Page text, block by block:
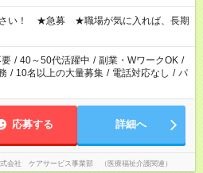
わせ週40時間超の就業はご案内できませ
20時間以上勤務は社会保険への加入対象
遣法（日雇い派遣の原則禁止）により、
はご案内が難しい場合があります
さい！ ★急募 ★職場が気に入れば、長期
要 / 40～50代活躍中 / 副業・WワークOK /
/ 10名以上の大量募集 / 電話対応なし / パ
応募する 詳細へ
会社 ケアサービス事業部 （医療福祉介護関連）